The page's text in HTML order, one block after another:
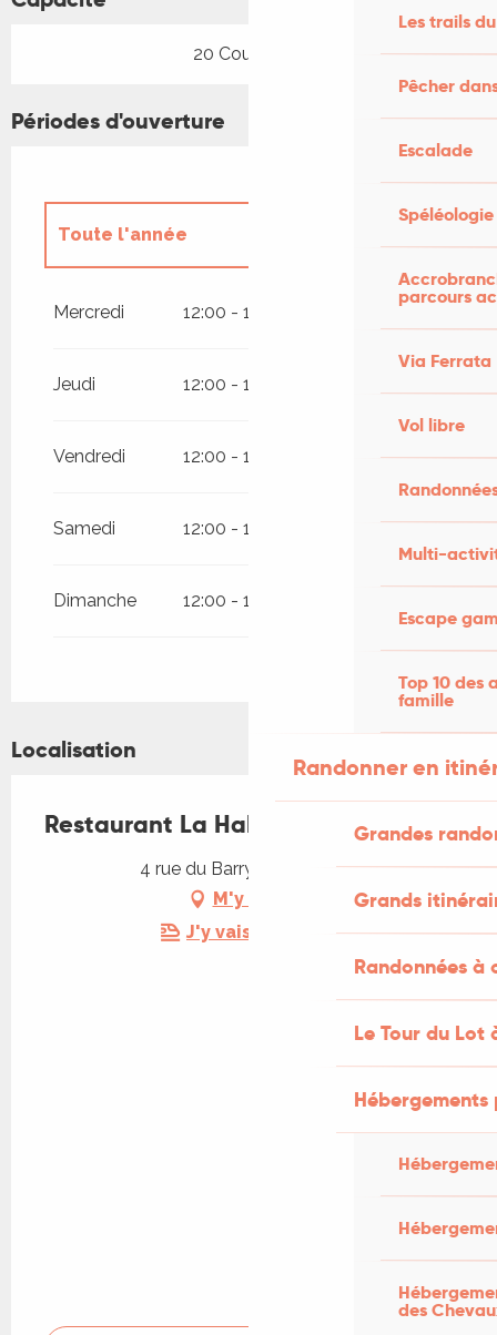
Les trails
Pêcher
Escalade
Spéléologie
parcours
Via Ferrata
Vol libre
Multi-
Escape
Top 10 des
famille
Randonner en
Grandes
Grands
Randonnées
Le Tour du Lot
des
20 Couvert(s)
Périodes d'ouverture
Toute l'année
Mercredi 12:00 - 13:30 19:00 - 20:30
Jeudi 12:00 - 13:30
Vendredi 12:00 - 13:30 19:00 - 20:30
Samedi 12:00 - 13:30 19:00 - 20:30
Dimanche 12:00 - 13:30
Localisation
Restaurant La Halle
4 rue du Barry, 46100 Fons
M'y rendre
J'y vais en train !